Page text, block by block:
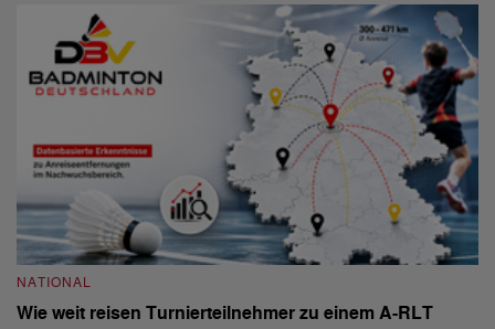
NATIONAL
Wie weit reisen Turnierteilnehmer zu einem A-RLT